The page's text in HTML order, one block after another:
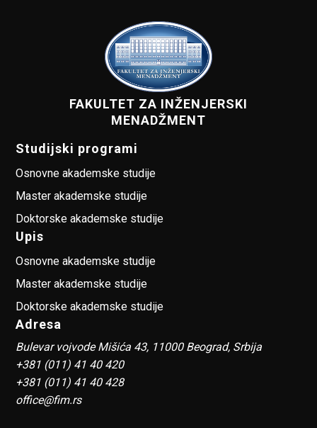
FAKULTET ZA INŽENJERSKI
MENADŽMENT
Studijski programi
Osnovne akademske studije
Master akademske studije
Doktorske akademske studije
Upis
Osnovne akademske studije
Master akademske studije
Doktorske akademske studije
Adresa
Bulevar vojvode Mišića 43, 11000 Beograd, Srbija
+381 (011) 41 40 420
+381 (011) 41 40 428
office@fim.rs